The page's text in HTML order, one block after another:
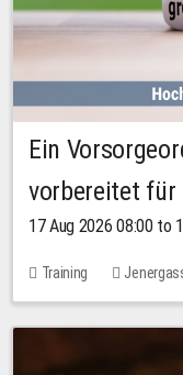
Ein
vorbereitet für
17 Aug 2026 08:00 to
Training